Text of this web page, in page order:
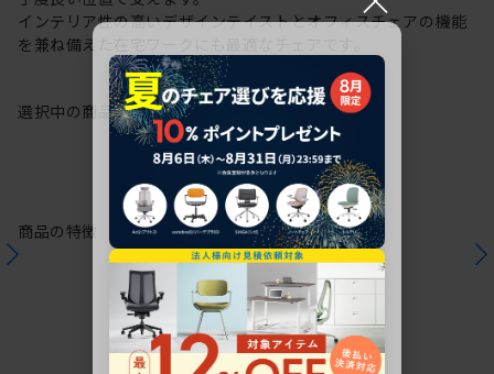
インテリア性の高いデザインテイストとオフィスチェアの機能
を兼ね備えた在宅ワークにも最適なチェアです。
選択中の商品情報保証注意事項
商品の特徴